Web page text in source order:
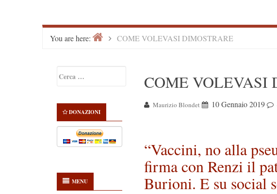
You are here: HomeCOME VOLEVASI DIMOSTRARE
Sidebar
per:
DONAZIONI
MENU
COME VOLEVASI
Maurizio Blondet 10 Gennaio 2019
“Vaccini, no alla
firma con Renzi il
Burioni. E su social